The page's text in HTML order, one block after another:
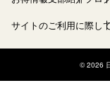
サイトのご利用に際し
© 2026